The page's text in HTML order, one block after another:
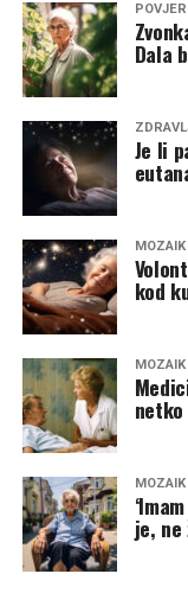
Dala
Je li
MOZAIK
kod
MOZAIK
MOZAIK
je, ne